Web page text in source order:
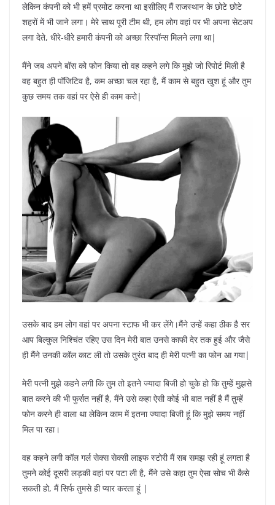
लेकिन कंपनी को भी हमें प्रमोट करना था इसीलिए मैं राजस्थान के छोटे छोटे
शहरों में भी जाने लगा। मेरे साथ पूरी टीम थी, हम लोग वहां पर भी अपना सेटअप
लगा देते, धीरे-धीरे हमारी कंपनी को अच्छा रिस्पॉन्स मिलने लगा था|
मैंने जब अपने बॉस को फोन किया तो वह कहने लगे कि मुझे जो रिपोर्ट मिली है
वह बहुत ही पॉजिटिव है, कम अच्छा चल रहा है, मैं काम से बहुत खुश हूं और तुम
कुछ समय तक वहां पर ऐसे ही काम करो|
उसके बाद हम लोग वहां पर अपना स्टाफ भी कर लेंगे।मैंने उन्हें कहा ठीक है सर
आप बिल्कुल निश्चिंत रहिए उस दिन मेरी बात उनसे काफी देर तक हुई और जैसे
ही मैंने उनकी कॉल काट ली तो उसके तुरंत बाद ही मेरी पत्नी का फोन आ गया|
मेरी पत्नी मुझे कहने लगी कि तुम तो इतने ज्यादा बिजी हो चुके हो कि तुम्हें मुझसे
बात करने की भी फुर्सत नहीं है, मैंने उसे कहा ऐसी कोई भी बात नहीं है मैं तुम्हें
फोन करने ही वाला था लेकिन काम में इतना ज्यादा बिजी हूं कि मुझे समय नहीं
मिल पा रहा।
वह कहने लगी कॉल गर्ल सेक्स सेक्सी लाइफ स्टोरी मैं सब समझ रही हूं लगता है
तुमने कोई दूसरी लड़की वहां पर पटा ली है, मैंने उसे कहा तुम ऐसा सोच भी कैसे
सकती हो, मैं सिर्फ तुमसे ही प्यार करता हूं |